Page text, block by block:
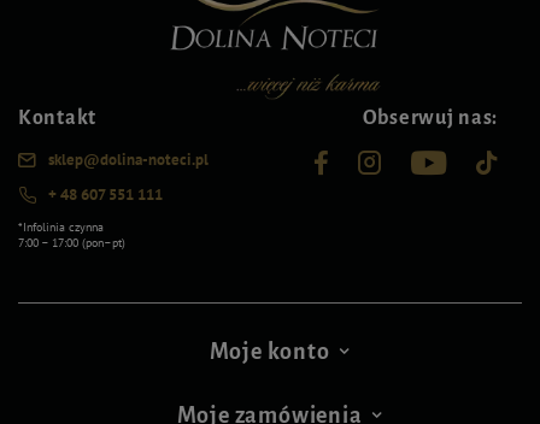
Kontakt
sklep@dolina-noteci.pl
+ 48 607 551 111
*Infolinia czynna
7:00 – 17:00 (pon–pt)
Obserwuj nas:
Moje konto
Moje zamówienia